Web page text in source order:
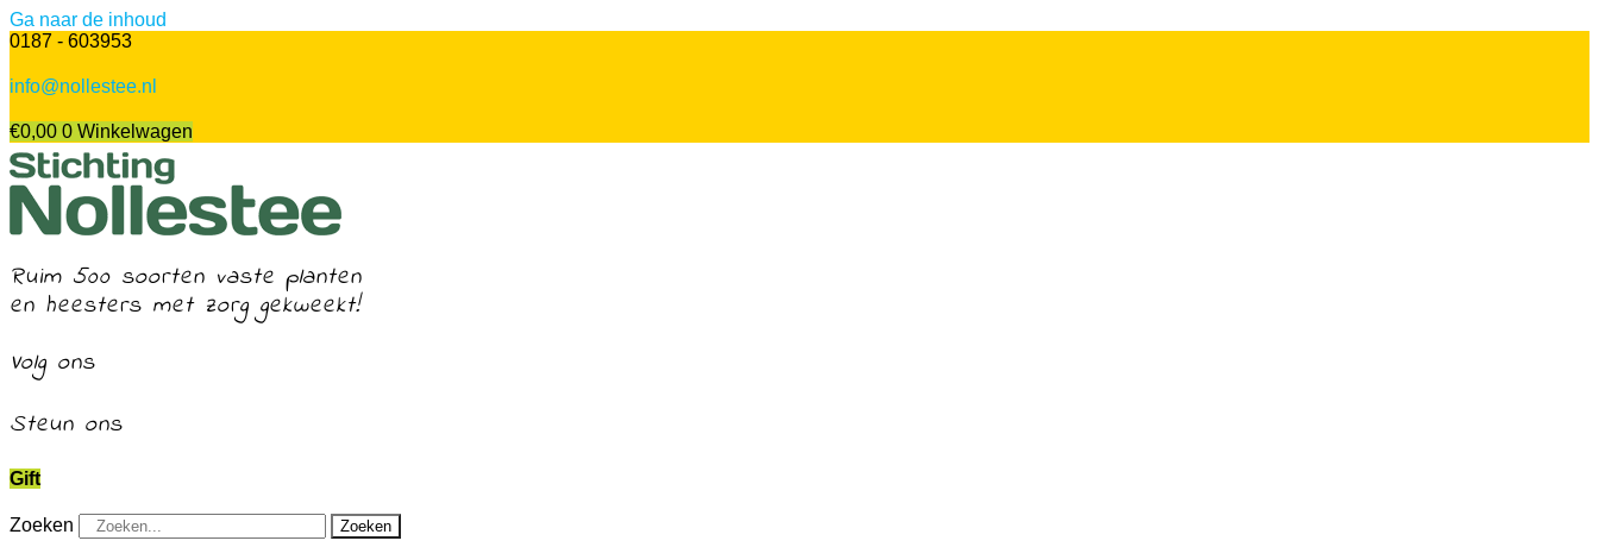
Ga naar de inhoud
0187 - 603953
info@nollestee.nl
€0,00 0 Winkelwagen
Ruim 500 soorten vaste planten
en heesters met zorg gekweekt!
Volg ons
Steun ons
Gift
Zoeken Zoeken